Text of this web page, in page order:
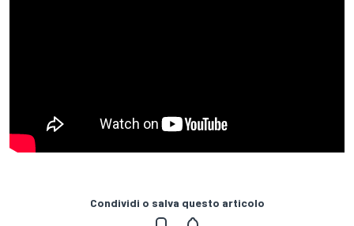
Condividi o salva questo articolo